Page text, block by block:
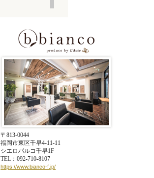
〒813-0044
福岡市東区千早4-11-11
シエロパルコ千早1F
TEL：092-710-8107
https://www.bianco-f.jp/